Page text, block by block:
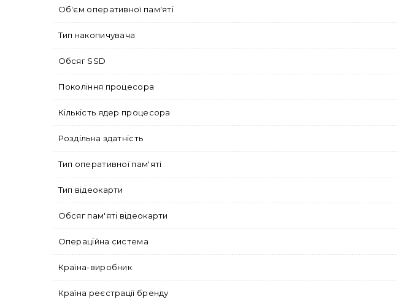
Об'єм оперативної пам'яті
Тип накопичувача
Обсяг SSD
Покоління процесора
Кількість ядер процесора
Роздільна здатність
Тип оперативної пам'яті
Тип відеокарти
Обсяг пам'яті відеокарти
Операційна система
Країна-виробник
Країна реєстрації бренду